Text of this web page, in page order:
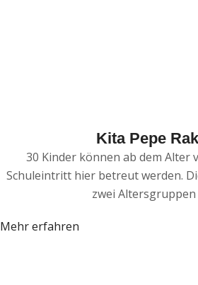
Kita Pepe
30 Kinder können ab dem Alter
Schuleintritt hier betreut werden.
zwei
Mehr erfahren